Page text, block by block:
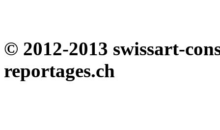
© 2012-2013 swissart-
reportages.ch